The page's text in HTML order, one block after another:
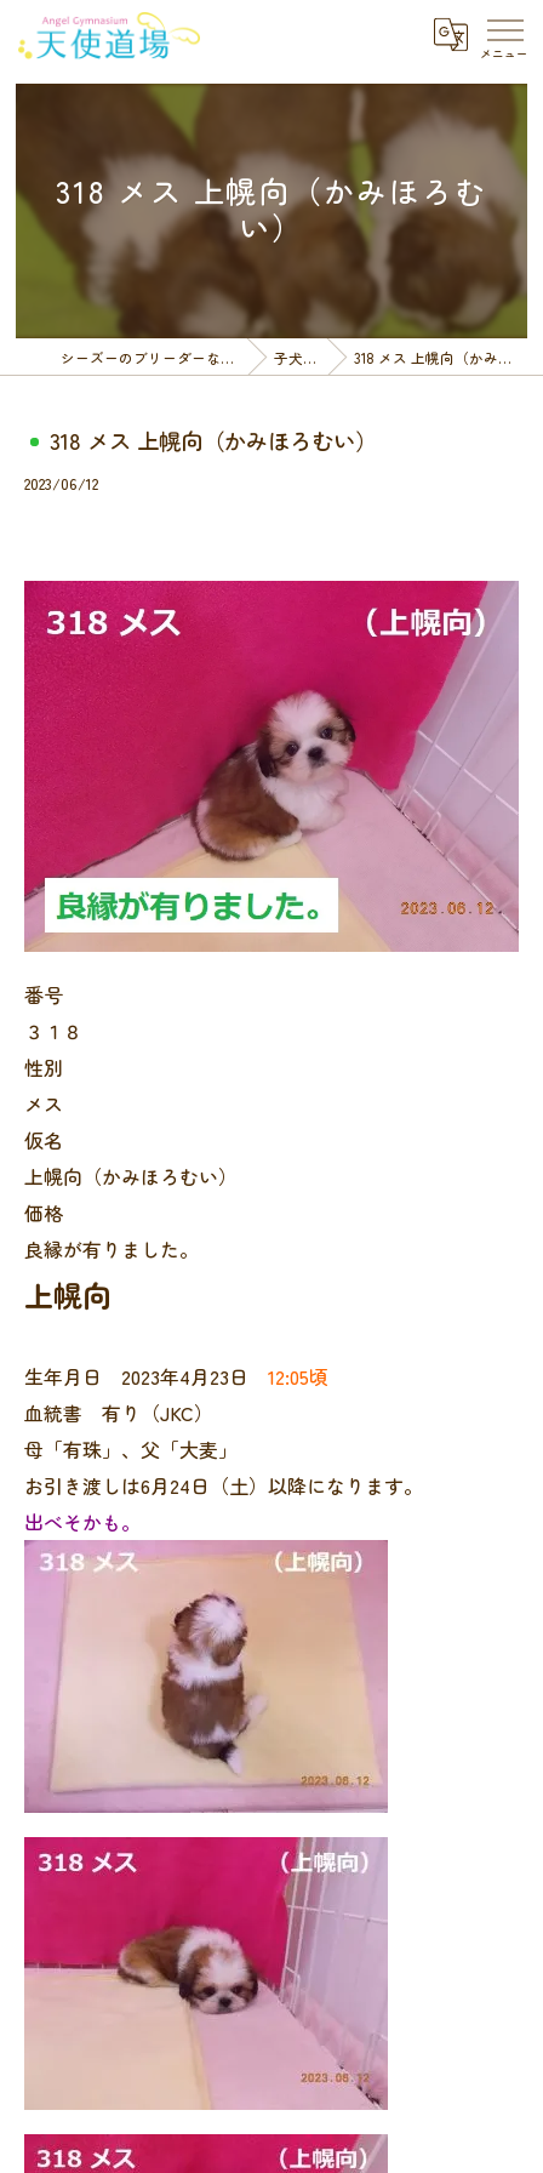
318 メス 上幌向（かみほろむ
い）
シーズーのブリーダーなら天使道場 子犬一覧 318 メス 上幌向（かみほろむい）
318 メス 上幌向（かみほろむい）
2023/06/12
番号
３１８
性別
メス
仮名
上幌向（かみほろむい）
価格
良縁が有りました。
上幌向
生年月日 2023年4月23日 12:05頃
血統書 有り（JKC）
母「有珠」、父「大麦」
お引き渡しは6月24日（土）以降になります。
出べそかも。